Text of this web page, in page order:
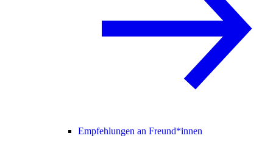
Empfehlungen an Freund*innen